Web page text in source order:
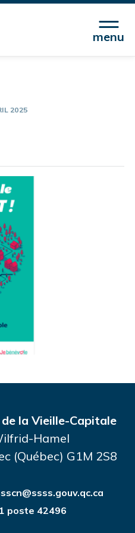
menu
2025
la Vieille-Capitale
Hamel
(Québec) G1M 2S8
poste 42496